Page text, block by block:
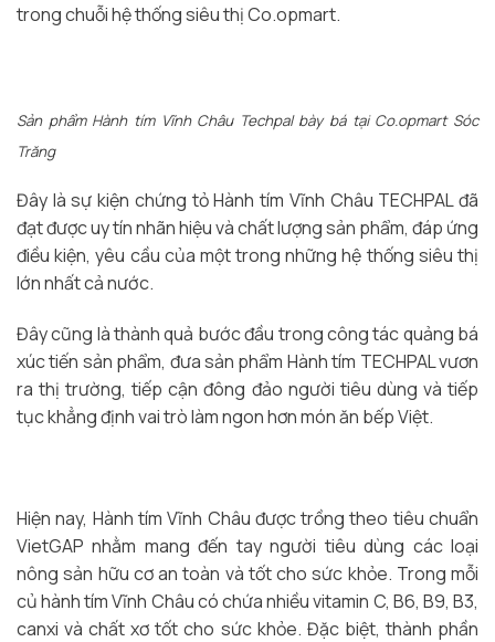
trong chuỗi hệ thống siêu thị Co.opmart.
Sản phẩm Hành tím Vĩnh Châu Techpal bày bá tại Co.opmart Sóc
Trăng
Đây là sự kiện chứng tỏ Hành tím Vĩnh Châu TECHPAL đã
đạt được uy tín nhãn hiệu và chất lượng sản phẩm, đáp ứng
điều kiện, yêu cầu của một trong những hệ thống siêu thị
lớn nhất cả nước.
Đây cũng là thành quả bước đầu trong công tác quảng bá
xúc tiến sản phẩm, đưa sản phẩm Hành tím TECHPAL vươn
ra thị trường, tiếp cận đông đảo người tiêu dùng và tiếp
tục khẳng định vai trò làm ngon hơn món ăn bếp Việt.
Hiện nay, Hành tím Vĩnh Châu được trồng theo tiêu chuẩn
VietGAP nhằm mang đến tay người tiêu dùng các loại
nông sản hữu cơ an toàn và tốt cho sức khỏe. Trong mỗi
củ hành tím Vĩnh Châu có chứa nhiều vitamin C, B6, B9, B3,
canxi và chất xơ tốt cho sức khỏe. Đặc biệt, thành phần